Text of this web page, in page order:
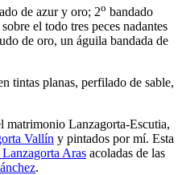
de azur y oro; 2o bandado
el todo tres peces nadantes
de oro, un águila bandada de
tintas planas, perfilado de sable,
matrimonio Lanzagorta-Escutia,
Vallín y pintados por mí. Esta
Lanzagorta Aras acoladas de las
.